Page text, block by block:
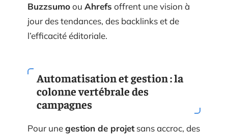
Buzzsumoou Ahrefs offrent une vision à
jour des tendances, des backlinks et de
l’efficacité éditoriale.
Automatisation et gestion : la
colonne vertébrale des
campagnes
Pour unegestion de projetsans accroc, des